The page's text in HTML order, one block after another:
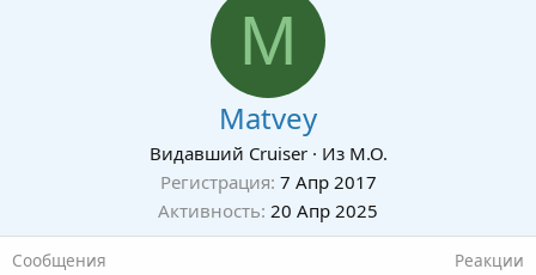
M
Matvey
Видавший Cruiser · Из М.О.
Регистрация 7 Апр 2017
Активность 20 Апр 2025
Сообщения Реакции